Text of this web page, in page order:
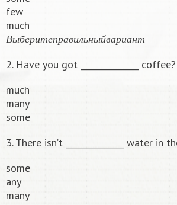
few
much
В ы б е р и т е п р а в ил ьн ы й в а р и а н т
Выбе ый
2. Have you got ______________ coffee?
much
many
some
3. There isn’t ______________ water in
some
any
many